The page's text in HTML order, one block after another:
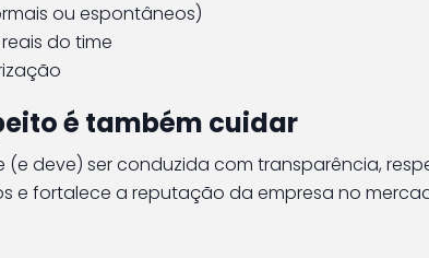
ou espontâneos)
do time
é também cuidar
deve) ser conduzida com transparência,
e fortalece a reputação da empresa no